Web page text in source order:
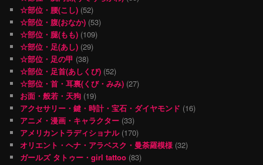
☆部位・腰(こし) (52)
☆部位・腹(おなか) (53)
☆部位・腿(もも) (109)
☆部位・足(あし) (29)
☆部位・足の甲 (38)
☆部位・足首(あしくび) (52)
☆部位・首・耳裏(くび・みみ) (27)
お面・般若・天狗 (19)
アクセサリー・鍵・時計・宝石・ダイヤモンド (16)
アニメ・漫画・キャラクター (33)
アメリカントラディショナル(170)
オリエント・ヘナ・アラベスク・曼荼羅模様 (32)
ガールズ タトゥー・girl tattoo (83)